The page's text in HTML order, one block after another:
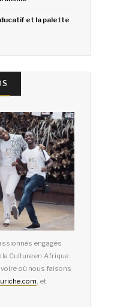
et la palette
engagés
Culture en Afrique.
où nous faisons
, et